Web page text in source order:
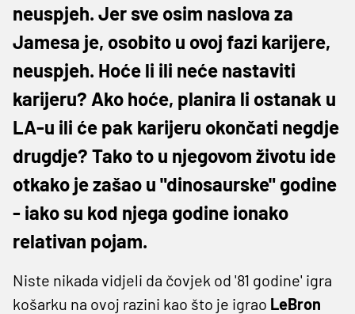
neuspjeh. Jer sve osim naslova za
Jamesa je, osobito u ovoj fazi karijere,
neuspjeh. Hoće li ili neće nastaviti
karijeru? Ako hoće, planira li ostanak u
LA-u ili će pak karijeru okončati negdje
drugdje? Tako to u njegovom životu ide
otkako je zašao u "dinosaurske" godine
- iako su kod njega godine ionako
relativan pojam.
Niste nikada vidjeli da čovjek od '81 godine' igra
košarku na ovoj razini kao što je igrao LeBron